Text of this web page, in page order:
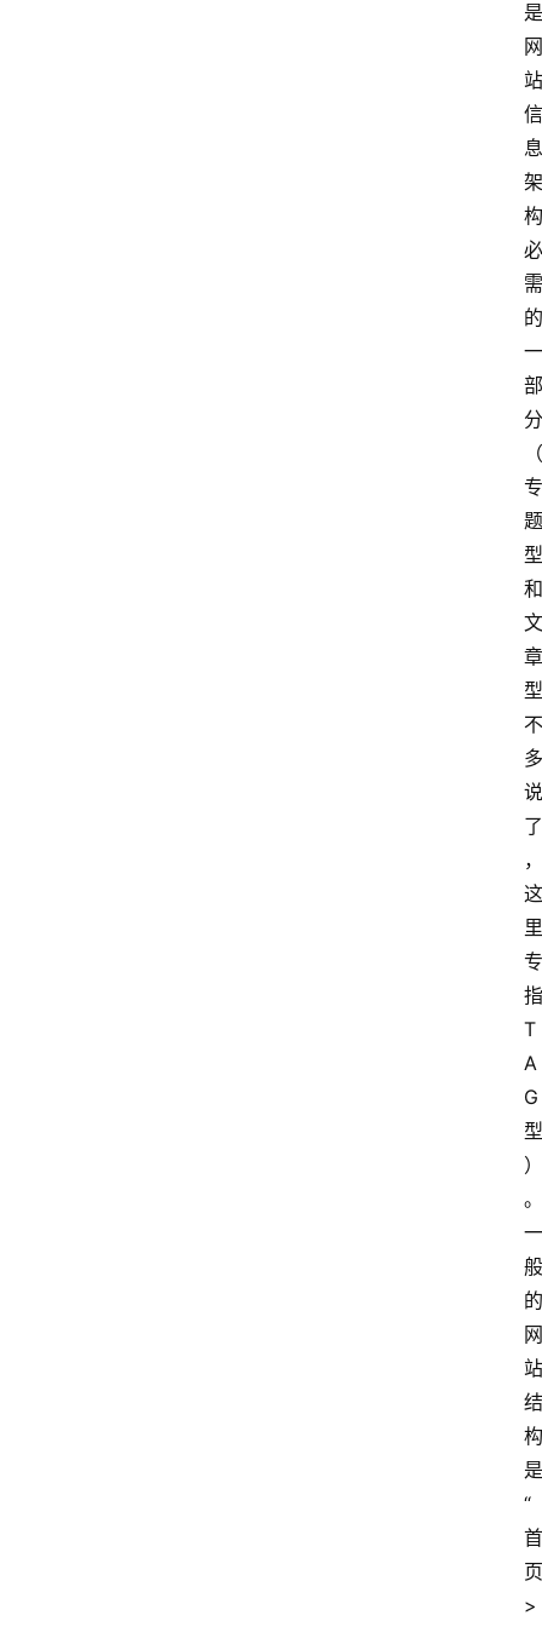
是
网
站
信
息
架
构
必
需
的
一
部
分
（
专
题
型
和
文
章
型
不
多
说
了
，
这
里
专
指
T
A
G
型
）
。
一
般
的
网
站
结
构
是
“
首
页
>